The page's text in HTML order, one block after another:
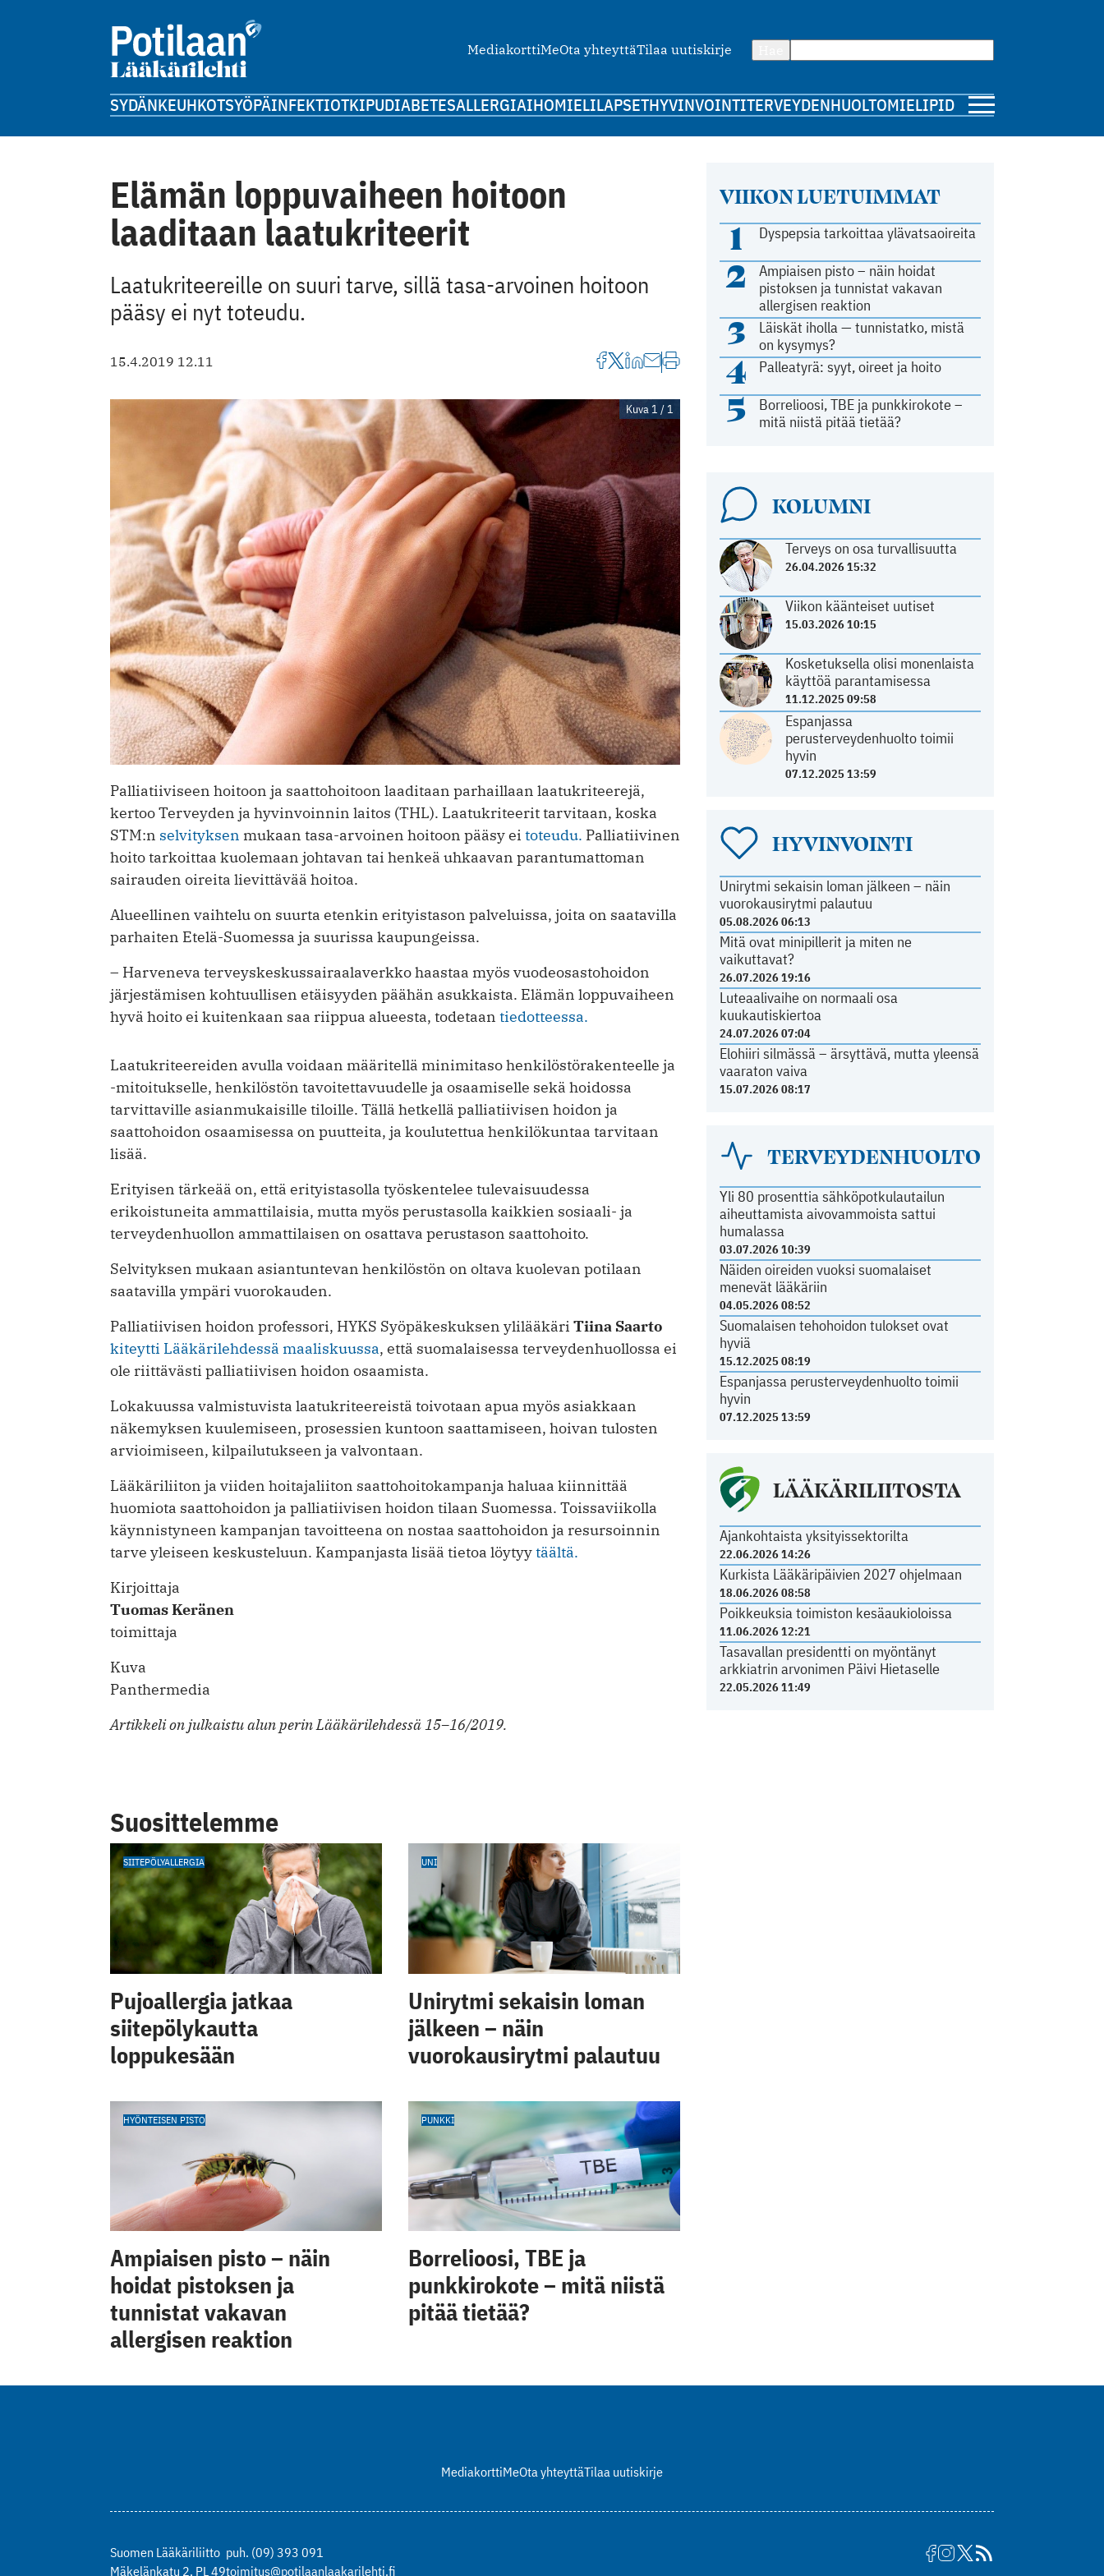
MediakorttiMeOta yhteyttäTilaa uutiskirje
SYDÄNKEUHKOTSYÖPÄINFEKTIOTKIPUDIABETESALLERGIAIHOMIELILAPSETHYVINVOINTITERVEYDENHUOLTOMIELIPIDE
VIIKON LUETUIMMAT
1 Dyspepsia tarkoittaa ylävatsaoireita
2
Ampiaisen pisto – näin hoidat
pistoksen ja tunnistat vakavan
allergisen reaktion
3
Läiskät iholla — tunnistatko, mistä
on kysymys?
4 Palleatyrä: syyt, oireet ja hoito
5
Borrelioosi, TBE ja punkkirokote –
mitä niistä pitää tietää?
KOLUMNI
Terveys on osa turvallisuutta
26.04.2026 15:32
Viikon käänteiset uutiset
15.03.2026 10:15
Kosketuksella olisi monenlaista
käyttöä parantamisessa
11.12.2025 09:58
Espanjassa
perusterveydenhuolto toimii
hyvin
07.12.2025 13:59
HYVINVOINTI
Unirytmi sekaisin loman jälkeen – näin
vuorokausirytmi palautuu
05.08.2026 06:13
Mitä ovat minipillerit ja miten ne
vaikuttavat?
26.07.2026 19:16
Luteaalivaihe on normaali osa
kuukautiskiertoa
24.07.2026 07:04
Elohiiri silmässä – ärsyttävä, mutta yleensä
vaaraton vaiva
15.07.2026 08:17
TERVEYDENHUOLTO
Yli 80 prosenttia sähköpotkulautailun
aiheuttamista aivovammoista sattui
humalassa
03.07.2026 10:39
Näiden oireiden vuoksi suomalaiset
menevät lääkäriin
04.05.2026 08:52
Suomalaisen tehohoidon tulokset ovat
hyviä
15.12.2025 08:19
Espanjassa perusterveydenhuolto toimii
hyvin
07.12.2025 13:59
LÄÄKÄRILIITOSTA
Ajankohtaista yksityissektorilta
22.06.2026 14:26
Kurkista Lääkäripäivien 2027 ohjelmaan
18.06.2026 08:58
Poikkeuksia toimiston kesäaukioloissa
11.06.2026 12:21
Tasavallan presidentti on myöntänyt
arkkiatrin arvonimen Päivi Hietaselle
22.05.2026 11:49
Elämän loppuvaiheen hoitoon
laaditaan laatukriteerit
Laatukriteereille on suuri tarve, sillä tasa-arvoinen hoitoon
pääsy ei nyt toteudu.
15.4.2019 12.11
Kuva 1 / 1
Palliatiiviseen hoitoon ja saattohoitoon laaditaan parhaillaan laatukriteerejä,
kertoo Terveyden ja hyvinvoinnin laitos (THL). Laatukriteerit tarvitaan, koska
STM:n selvityksen mukaan tasa-arvoinen hoitoon pääsy ei toteudu. Palliatiivinen
hoito tarkoittaa kuolemaan johtavan tai henkeä uhkaavan parantumattoman
sairauden oireita lievittävää hoitoa.
Alueellinen vaihtelu on suurta etenkin erityistason palveluissa, joita on saatavilla
parhaiten Etelä-Suomessa ja suurissa kaupungeissa.
– Harveneva terveyskeskussairaalaverkko haastaa myös vuodeosastohoidon
järjestämisen kohtuullisen etäisyyden päähän asukkaista. Elämän loppuvaiheen
hyvä hoito ei kuitenkaan saa riippua alueesta, todetaan tiedotteessa.
Laatukriteereiden avulla voidaan määritellä minimitaso henkilöstörakenteelle ja
-mitoitukselle, henkilöstön tavoitettavuudelle ja osaamiselle sekä hoidossa
tarvittaville asianmukaisille tiloille. Tällä hetkellä palliatiivisen hoidon ja
saattohoidon osaamisessa on puutteita, ja koulutettua henkilökuntaa tarvitaan
lisää.
Erityisen tärkeää on, että erityistasolla työskentelee tulevaisuudessa
erikoistuneita ammattilaisia, mutta myös perustasolla kaikkien sosiaali- ja
terveydenhuollon ammattilaisen on osattava perustason saattohoito.
Selvityksen mukaan asiantuntevan henkilöstön on oltava kuolevan potilaan
saatavilla ympäri vuorokauden.
Palliatiivisen hoidon professori, HYKS Syöpäkeskuksen ylilääkäri Tiina Saarto
kiteytti Lääkärilehdessä maaliskuussa, että suomalaisessa terveydenhuollossa ei
ole riittävästi palliatiivisen hoidon osaamista.
Lokakuussa valmistuvista laatukriteereistä toivotaan apua myös asiakkaan
näkemyksen kuulemiseen, prosessien kuntoon saattamiseen, hoivan tulosten
arvioimiseen, kilpailutukseen ja valvontaan.
Lääkäriliiton ja viiden hoitajaliiton saattohoitokampanja haluaa kiinnittää
huomiota saattohoidon ja palliatiivisen hoidon tilaan Suomessa. Toissaviikolla
käynnistyneen kampanjan tavoitteena on nostaa saattohoidon ja resursoinnin
tarve yleiseen keskusteluun. Kampanjasta lisää tietoa löytyytäältä.
Kirjoittaja
Tuomas Keränen
toimittaja
Kuva
Panthermedia
Artikkeli on julkaistu alun perin Lääkärilehdessä 15–16/2019.
Suosittelemme
SIITEPÖLYALLERGIA
Pujoallergia jatkaa
siitepölykautta
loppukesään
UNI
Unirytmi sekaisin loman
jälkeen – näin
vuorokausirytmi palautuu
HYÖNTEISEN PISTO
Ampiaisen pisto – näin
hoidat pistoksen ja
tunnistat vakavan
allergisen reaktion
PUNKKI
Borrelioosi, TBE ja
punkkirokote – mitä niistä
pitää tietää?
MediakorttiMeOta yhteyttäTilaa uutiskirje
Suomen Lääkäriliitto
Mäkelänkatu 2, PL 49
puh. (09) 393 091
toimitus@potilaanlaakarilehti.fi